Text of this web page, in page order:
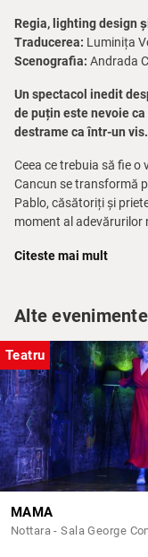
Regia, lighting design
Traducerea: Luminița
Scenografia: Andrada
Un spectacol inedit
de puțin este nevoie
destrame ca într-un vis.
Ceea ce trebuia să fie
Cancun se transformă
Pablo, căsătoriți și
moment al adevărurilor
partenerul de viață ar fi
asupra felului în care
poate schimba ceva,
iubire?
Data premierei: 3 și 4
Distribuția:
Reme:Cerasela
Vicente:Gabriel Răuță
Laura:Ada Navrot
Pablo:Alex Jitea
Citeste mai mult
Alte
Teatru
MAMA